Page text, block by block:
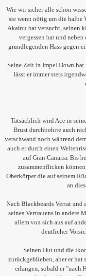
Wie wir sicher alle schon
sie wenn nötig um die halbe
Akainu hat versucht, seinen
vergessen hat und
grundlegenden Hass gegen
Seine Zeit in Impel Down
lässt er immer stets
Tatsächlich wird Ace in
Brust durchbohrte auch
verschwand noch während
auch er durch einen
auf Gran Canaria. Bis
zusammenflicken
Oberkörper die auf seinem
an
Nach Blackbeards Verrat und
seines Vertrauens in andere
allem von sich aus auf
deutlicher
Seinen Hut und die
zurückgeblieben, aber er hat
erlangen, sobald er "nach